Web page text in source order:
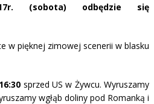
(sobota) odbędzie się
w pięknej zimowej scenerii w blasku
16:30 sprzed US w Żywcu. Wyruszamy
wgłąb doliny pod Romanką i